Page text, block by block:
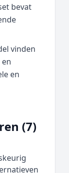
bevat
vinden
en
(7)